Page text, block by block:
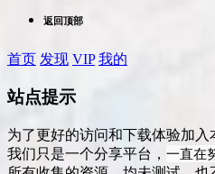
返回顶部
首页 发现 VIP 我的
站点提示
为了更好的访问和下载体验加入
我们只是一个分享平台， 一直在